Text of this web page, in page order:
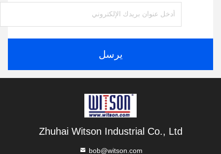
يرسل
Zhuhai Witson Industrial Co., Ltd
bob@witson.com